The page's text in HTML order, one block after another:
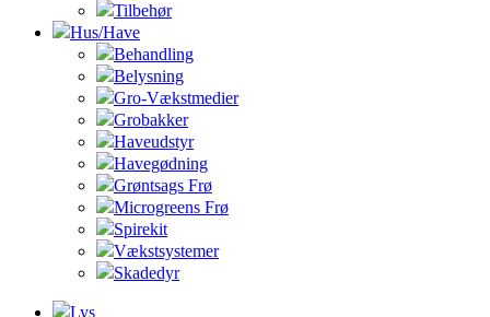
Tilbehør
Hus/Have
Behandling
Belysning
Gro-Vækstmedier
Grobakker
Haveudstyr
Havegødning
Grøntsags Frø
Microgreens Frø
Spirekit
Vækstsystemer
Skadedyr
Lys